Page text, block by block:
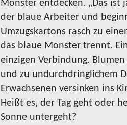
Monster entdecken. „Das ist
der blaue Arbeiter und
Umzugskartons rasch zu
das blaue Monster trennt.
einzigen Verbindung.
und zu undurchdringlichem
Erwachsenen versinken ins
Heißt es, der Tag geht oder
Sonne untergeht?